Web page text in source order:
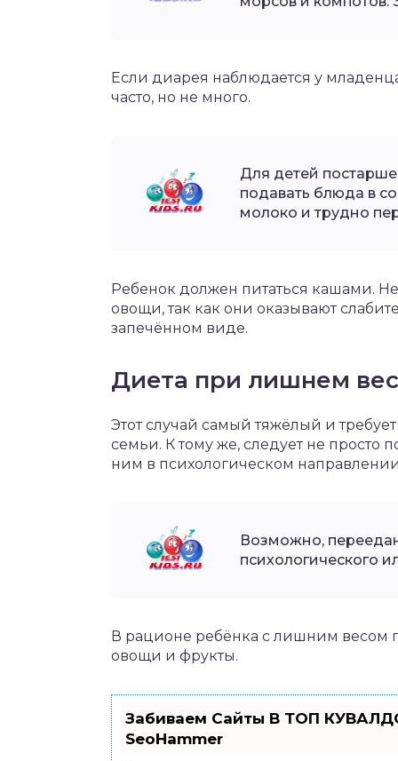
Если диарея наблюдается у
часто, но не много.
Для детей
подавать блюда в
молоко и трудно
Ребенок должен питаться кашами.
овощи, так как они оказывают
запечённом виде.
Диета при лишнем
Этот случай самый тяжёлый и
семьи. К тому же, следует не просто
ним в психологическом
Возможно,
психологического
В рационе ребёнка с лишним весом
овощи и фрукты.
Забиваем Сайты В ТОП
SeoHammer